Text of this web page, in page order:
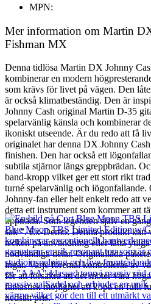
MPN:
Mer information om Martin
Fishman MX
Denna tidlösa Martin DX Johnny
kombinerar en modern
som krävs för livet på vägen. Den
är också klimatbeständig. Den är
Johnny Cash original Martin D-35
spelarvänlig känsla och kombinerar
ikoniskt utseende. Är du redo att få
originalet har denna DX Johnny
finishen. Den har också ett
subtila stjärnor längs greppbrädan.
band-kropp vilket ger ett stort rikt
turné spelarvänlig och iögonfallande.
Johnny-fan eller helt enkelt redo att
detta ett instrument som kommer att
uppträda. Som legenden själv en
sak ”. Ex-Demo: Denna produkt kan
tecken på användning eller lätta
nödvändiga delar. Originallåda
ingår. Varje föremål kontrolleras av
för att försäkra att det möter våra
fantastisk möjlighet att köpa en fullt
nedsatt pris.